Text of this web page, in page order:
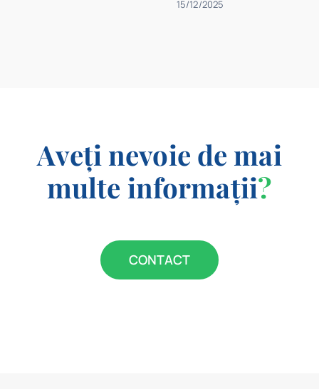
15/12/2025
Aveți nevoie de mai
multe informații?
CONTACT